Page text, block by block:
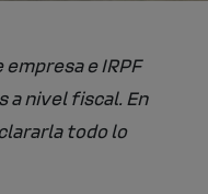
e IRPF
a nivel fiscal. En
todo lo